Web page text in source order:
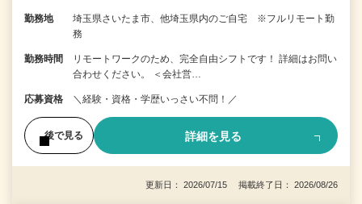
勤務地
埼玉県さいたま市、他埼玉県内のご自宅 ※フルリモート勤
務
勤務時間
リモートワークのため、完全自由シフトです！ 詳細はお問い
合わせください。 ＜会社営…
応募資格 ＼経験・資格・学歴いっさい不問！／
後で見る 詳細を見る
更新日： 2026/07/15 掲載終了日： 2026/08/26